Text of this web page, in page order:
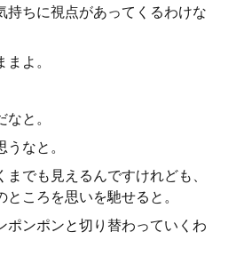
持ちに視点があってくるわけな
よ。
と。
なと。
でも見えるんですけれども、
ころを思いを馳せると。
ポンポンと切り替わっていくわ